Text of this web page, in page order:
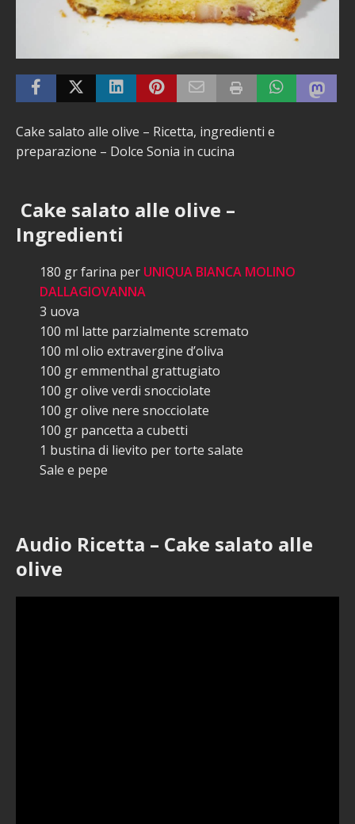
Cake salato alle olive – Ricetta, ingredienti e
preparazione – Dolce Sonia in cucina
Cake salato alle olive –
Ingredienti
180 gr farina per UNIQUA BIANCA MOLINO
DALLAGIOVANNA
3 uova
100 ml latte parzialmente scremato
100 ml olio extravergine d’oliva
100 gr emmenthal grattugiato
100 gr olive verdi snocciolate
100 gr olive nere snocciolate
100 gr pancetta a cubetti
1 bustina di lievito per torte salate
Sale e pepe
Audio Ricetta – Cake salato alle
olive